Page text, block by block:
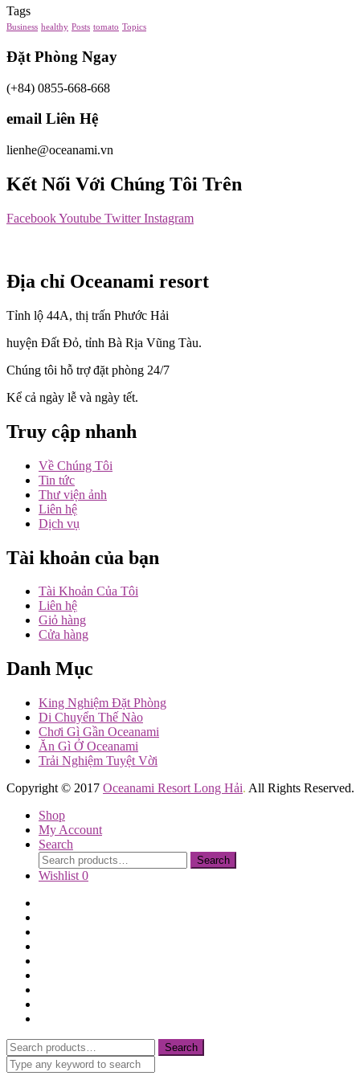
Tags
Business healthy Posts tomato Topics
Đặt Phòng Ngay
(+84) 0855-668-668
email Liên Hệ
lienhe@oceanami.vn
Kết Nối Với Chúng Tôi Trên
FacebookYoutube Twitter Instagram
Địa chỉ Oceanami resort
Tỉnh lộ 44A, thị trấn Phước Hải
huyện Đất Đỏ, tỉnh Bà Rịa Vũng Tàu.
Chúng tôi hỗ trợ đặt phòng 24/7
Kể cả ngày lễ và ngày tết.
Truy cập nhanh
Về Chúng Tôi
Tin tức
Thư viện ảnh
Liên hệ
Dịch vụ
Tài khoản của bạn
Tài Khoản Của Tôi
Liên hệ
Giỏ hàng
Cửa hàng
Danh Mục
King Nghiệm Đặt Phòng
Di Chuyển Thế Nào
Chơi Gì Gần Oceanami
Ăn Gì Ở Oceanami
Trải Nghiệm Tuyệt Vời
Copyright © 2017 Oceanami Resort Long Hải. All Rights Reserved.
Shop
My Account
Search
Search
for:
Search
Wishlist 0
Search
for:
Search